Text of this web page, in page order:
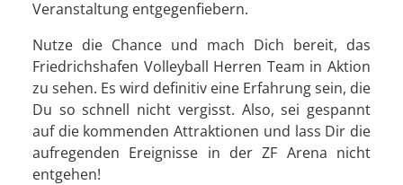
Veranstaltung entgegenfiebern.
Nutze die Chance und mach Dich bereit, das
Friedrichshafen Volleyball Herren Team in Aktion
zu sehen. Es wird definitiv eine Erfahrung sein, die
Du so schnell nicht vergisst. Also, sei gespannt
auf die kommenden Attraktionen und lass Dir die
aufregenden Ereignisse in der ZF Arena nicht
entgehen!